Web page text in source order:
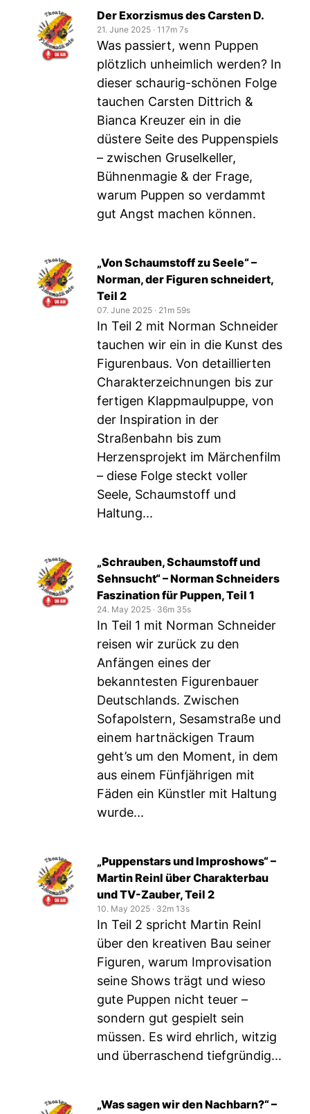
Der Exorzismus des Carsten D.
21. June 2025 ‧ 117m 7s
Was passiert, wenn Puppen
plötzlich unheimlich werden? In
dieser schaurig-schönen Folge
tauchen Carsten Dittrich &
Bianca Kreuzer ein in die
düstere Seite des Puppenspiels
– zwischen Gruselkeller,
Bühnenmagie & der Frage,
warum Puppen so verdammt
gut Angst machen können.
„Von Schaumstoff zu Seele“ –
Norman, der Figuren schneidert,
Teil 2
07. June 2025 ‧ 21m 59s
In Teil 2 mit Norman Schneider
tauchen wir ein in die Kunst des
Figurenbaus. Von detaillierten
Charakterzeichnungen bis zur
fertigen Klappmaulpuppe, von
der Inspiration in der
Straßenbahn bis zum
Herzensprojekt im Märchenfilm
– diese Folge steckt voller
Seele, Schaumstoff und
Haltung...
„Schrauben, Schaumstoff und
Sehnsucht“ – Norman Schneiders
Faszination für Puppen, Teil 1
24. May 2025 ‧ 36m 35s
In Teil 1 mit Norman Schneider
reisen wir zurück zu den
Anfängen eines der
bekanntesten Figurenbauer
Deutschlands. Zwischen
Sofapolstern, Sesamstraße und
einem hartnäckigen Traum
geht’s um den Moment, in dem
aus einem Fünfjährigen mit
Fäden ein Künstler mit Haltung
wurde...
„Puppenstars und Improshows“ –
Martin Reinl über Charakterbau
und TV-Zauber, Teil 2
10. May 2025 ‧ 32m 13s
In Teil 2 spricht Martin Reinl
über den kreativen Bau seiner
Figuren, warum Improvisation
seine Shows trägt und wieso
gute Puppen nicht teuer –
sondern gut gespielt sein
müssen. Es wird ehrlich, witzig
und überraschend tiefgründig...
„Was sagen wir den Nachbarn?“ –